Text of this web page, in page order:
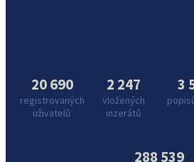
20 690
registrovaných
uživatelů
2 247
vložených
inzerátů
3
288 539